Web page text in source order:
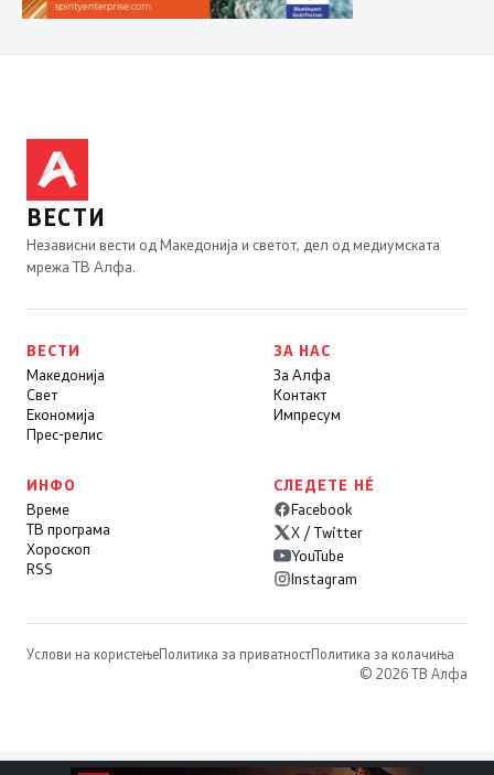
ВЕСТИ
Независни вести од Македонија и светот, дел од медиумската
мрежа ТВ Алфа.
ВЕСТИ
Македонија
Свет
Економија
Прес-релис
ЗА НАС
За Алфа
Контакт
Импресум
ИНФО
Време
ТВ програма
Хороскоп
RSS
СЛЕДЕТЕ НÉ
Facebook
X / Twitter
YouTube
Instagram
Услови на користењеПолитика за приватностПолитика за колачиња
© 2026 ТВ Алфа